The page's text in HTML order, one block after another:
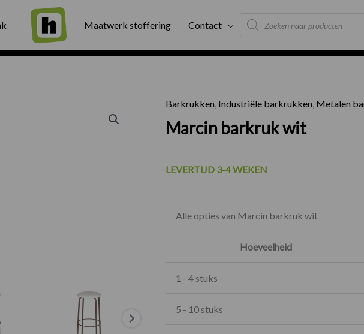
Maatwerk stoffering Contact
Products
search
Binnen twee werkdagen geleverd Externe voorraad
Barkrukken, Industriële barkrukken, Metalen
Marcin barkruk wit
LEVERTIJD 3-4 WEKEN
Alle opties van Marcin barkruk wit
Hoeveelheid
1 - 4 stuks
5 - 10 stuks